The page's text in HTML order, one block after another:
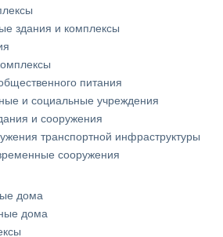
здания и комплексы
питания
и социальные учреждения
и сооружения
транспортной инфраструктуры
сооружения
дома
дома